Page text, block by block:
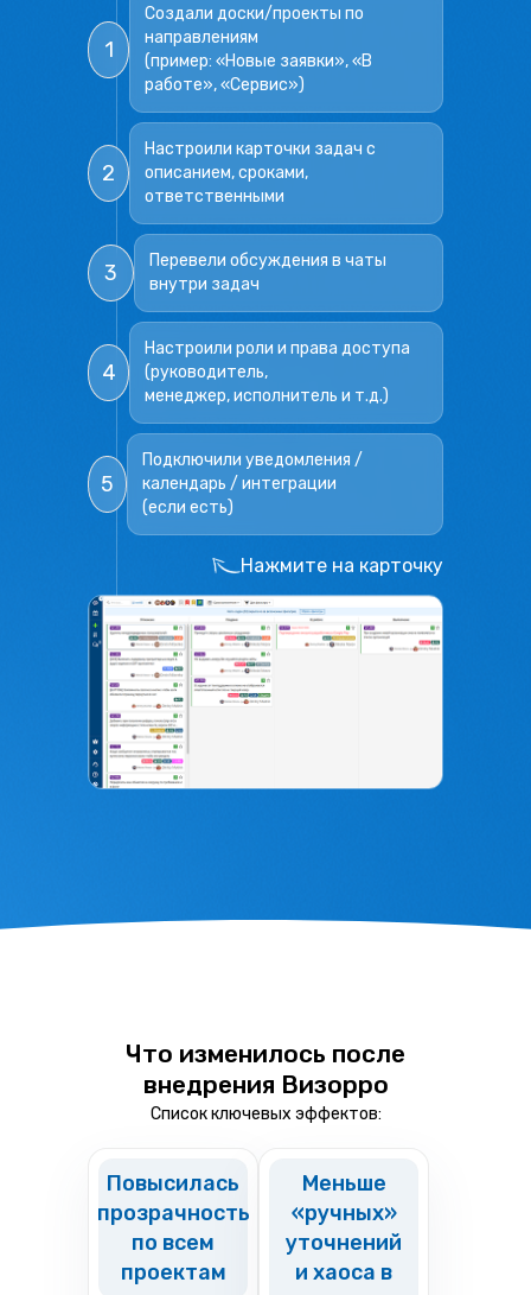
1
Создали доски/проекты по
направлениям
(пример: «Новые заявки», «В
работе», «Сервис»)
2
Настроили карточки задач с
описанием, сроками,
ответственными
3
Перевели обсуждения в чаты
внутри задач
4
Настроили роли и права доступа
(руководитель,
менеджер, исполнитель и т.д.)
5
Подключили уведомления /
календарь / интеграции
(если есть)
Нажмите на карточку
Что изменилось после
внедрения Визорро
Список ключевых эффектов:
Повысилась
прозрачность
по всем
проектам
Меньше
«ручных»
уточнений
и хаоса в